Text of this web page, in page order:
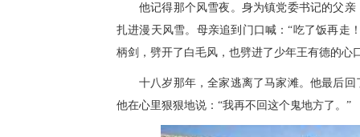
他记得那个风雪夜。身为镇党委书记的父
扎进漫天风雪。母亲追到门口喊：“吃了饭再走
柄剑，劈开了白毛风，也劈进了少年王有德的心
十八岁那年，全家逃离了马家滩。他最后
他在心里狠狠地说：“我再不回这个鬼地方了。”